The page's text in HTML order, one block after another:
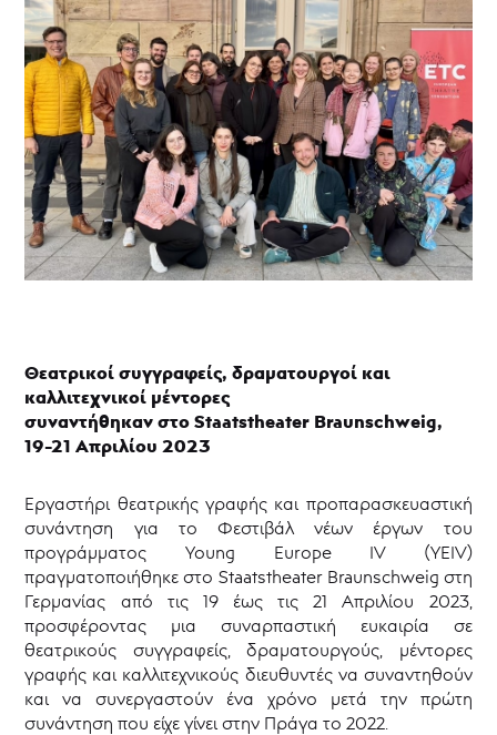
Θεατρικοί συγγραφείς, δραματουργοί και
καλλιτεχνικοί μέντορες
συναντήθηκανστοStaatstheater Braunschweig,
19-21 Απριλίου 2023
Εργαστήρι θεατρικής γραφής και προπαρασκευαστική
συνάντηση για το Φεστιβάλ νέων έργων του
προγράμματος Young Europe IV (YEIV)
πραγματοποιήθηκε στο Staatstheater Braunschweig στη
Γερμανίας από τις 19 έως τις 21 Απριλίου 2023,
προσφέροντας μια συναρπαστική ευκαιρία σε
θεατρικούς συγγραφείς, δραματουργούς, μέντορες
γραφής και καλλιτεχνικούς διευθυντές να συναντηθούν
και να συνεργαστούν ένα χρόνο μετά την πρώτη
συνάντηση που είχε γίνει στην Πράγα το 2022.
Θεατρικό
Μουσείο
Κύπρου
Επιχορηγήσεις
-
ΘΥΜΕΛΗ
Νέα